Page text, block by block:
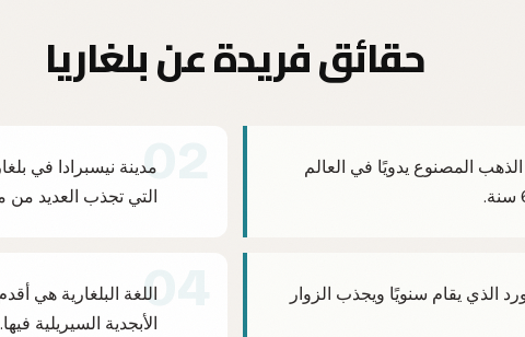
حقائق فريدة عن بلغاريا
المصنوع يدويًا في العالم
02مدينة نيسبرادا في
التي تجذب العديد من
الذي يقام سنويًا ويجذب الزوار
04اللغة البلغارية هي
الأبجدية السيريلية فيها.